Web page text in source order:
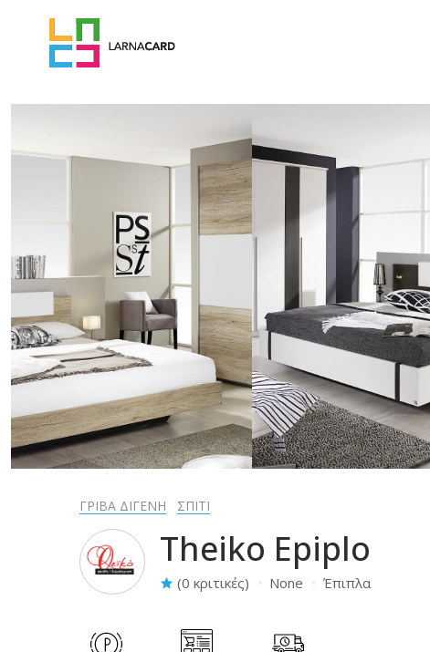
ΓΡΙΒΑ ΔΙΓΕΝΗ ΣΠΙΤΙ
Theiko Epiplo
(0 κριτικές) None Έπιπλα